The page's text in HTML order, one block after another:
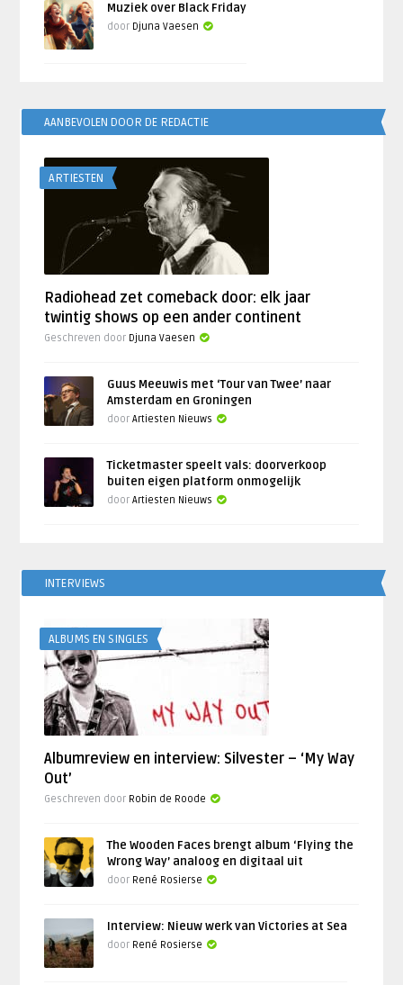
Muziek over Black Friday
door Djuna Vaesen
AANBEVOLEN DOOR DE REDACTIE
ARTIESTEN
Radiohead zet comeback door: elk jaar
twintig shows op een ander continent
Geschreven door Djuna Vaesen
Guus Meeuwis met ‘Tour van Twee’ naar
Amsterdam en Groningen
doorArtiesten Nieuws
Ticketmaster speelt vals: doorverkoop
buiten eigen platform onmogelijk
doorArtiesten Nieuws
INTERVIEWS
ALBUMS EN SINGLES
Albumreview en interview: Silvester – ‘My Way
Out’
Geschreven door Robin de Roode
The Wooden Faces brengt album ‘Flying the
Wrong Way’ analoog en digitaal uit
door René Rosierse
Interview: Nieuw werk van Victories at Sea
door René Rosierse